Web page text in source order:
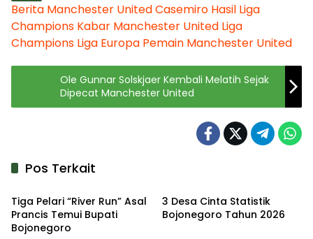
Berita Manchester UnitedCasemiro Hasil Liga
Champions Kabar Manchester United Liga
Champions Liga Europa Pemain Manchester United
Ole Gunnar Solskjaer Kembali Melatih Sejak
Dipecat Manchester United
Pos Terkait
Kabar
Tiga Pelari “River Run” Asal
Prancis Temui Bupati
Bojonegoro
3 Desa Cinta Statistik
Bojonegoro Tahun 2026
Kabar